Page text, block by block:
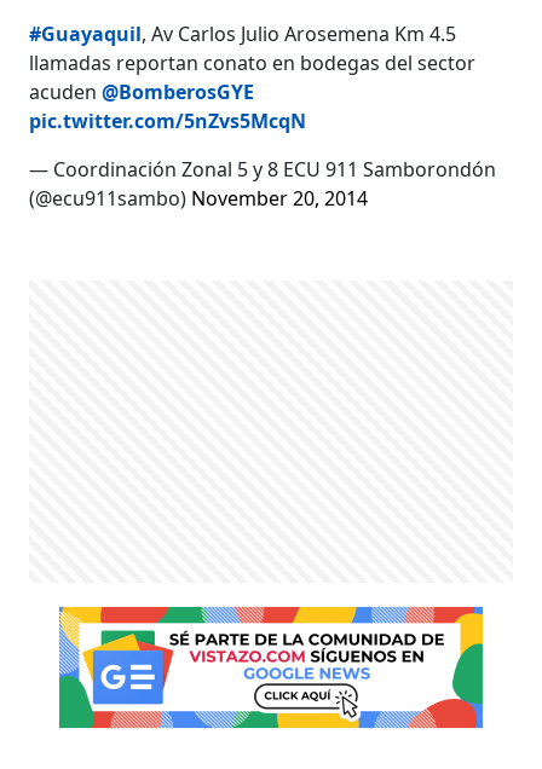
#Guayaquil, Av Carlos Julio Arosemena Km 4.5
llamadas reportan conato en bodegas del sector
acuden@BomberosGYE
pic.twitter.com/5nZvs5McqN
— Coordinación Zonal 5 y 8 ECU 911 Samborondón
(@ecu911sambo) November 20, 2014